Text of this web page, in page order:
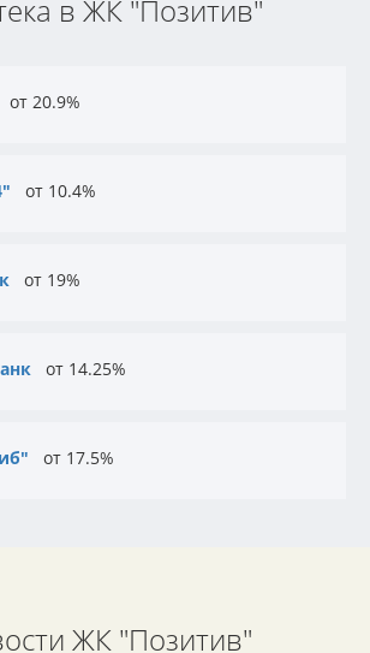
в ЖК "Позитив"
от 20.9%
от 10.4%
от 19%
от 14.25%
от 17.5%
ЖК "Позитив"